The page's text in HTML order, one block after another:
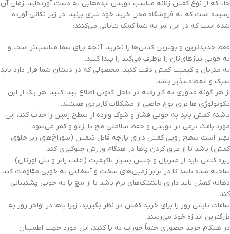
حالا که از نوع کفش زنانه مناسب دویدن ایده‌هایی به دست آورده‌اید، زمان آن
رسیده است که به فروشگاه محل خرید خود سَری بزنید. در زیر نکاتی آورده
شده است که در این امر به شما کمک شایانی می‌کنند:
فقط جدیدترین و بهترین کتانی‌ها را نخرید. آنچه برای شما مناسب‌تر است و
به خوبی نیازهای‌تان را برطرف می‌کند را پیدا کنید.
به متریال و کیفیت کفش دقت کنید، محصولی که در دستان شما قرار دارد باید
سبک و انعطاف‌پذیر باشد.
از هر گونه فناوری به کار رفته در داخل کتونی اطلاع پیدا کنید. هر یک از این
تکونولوژی ها برای نوع خاصی از مشکلات کاربردی هستند.
پاشنه کفش باید به خوبی فشار و شوک وارده از سطح زمین را جذب کند، این
مورد باعث نرمی در دویدن و حفظ سلامتی مچ پا، زانو و کمر می‌شود.
بهتر است سطح رویی کفش دارای پارچه قابل تنفس (سوراخ‌های ریز جلوی
کفش) باشد تا از عرق کردن پاها در هنگام ورزش جلوگیری کند.
زیره کتانی باید از متریال و جنس بسیار باکیفیت (اغلب رابر و پلی اورتان)
ساخته شده باشد تا در برابر زمین‌های سخت و آسفالتی به خوبی مقاومت کند.
دهانه کفش باید دارای بالشتک‌های نرم باشد تا از مچ پا به خوبی پشتیبانی
کند.
ساعات پایانی روز را برای خرید کفش در نظر بگیرید، زیرا پاها در اواخر روز به
بزرگترین اندازه خود می‌رسند.
در هنگام خرید حضوری حتماً جوراب به پا کنید، این مورد جهت اطمینان